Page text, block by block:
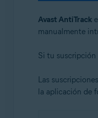
Avast AntiTrack
manualmente
Si tu suscripción
Las
la aplicación de